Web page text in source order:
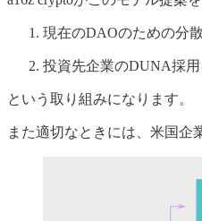
現在のDAOのための分
投資先企業のDUNA採
という取り組みになります。
また適切なときには、米国企